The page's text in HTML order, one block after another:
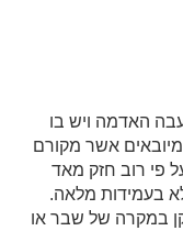
האדמה ויש בו
מיובאים אשר מקורם
על פי רוב חזק מאד
בעמידות מלאה.
במקרה של שבר או